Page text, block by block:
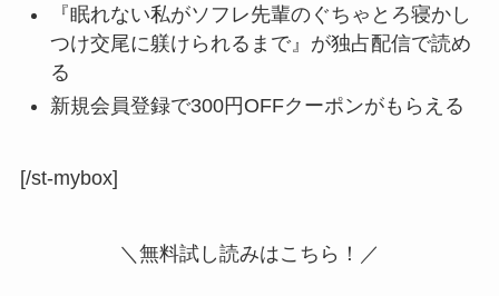
『眠れない私がソフレ先輩のぐちゃとろ寝かし
つけ交尾に躾けられるまで』が独占配信で読め
る
新規会員登録で300円OFFクーポンがもらえる
[/st-mybox]
＼無料試し読みはこちら！／